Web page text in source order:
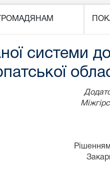
ГРОМАДЯНАМ
системи